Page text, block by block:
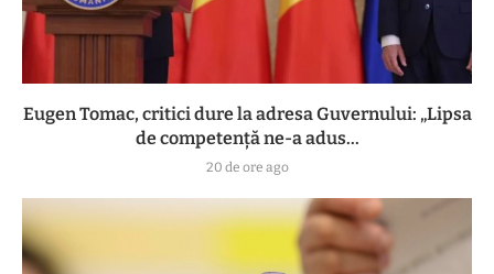
Eugen Tomac, critici dure la adresa Guvernului: „Lipsa
de competență ne-a adus...
20 de ore ago